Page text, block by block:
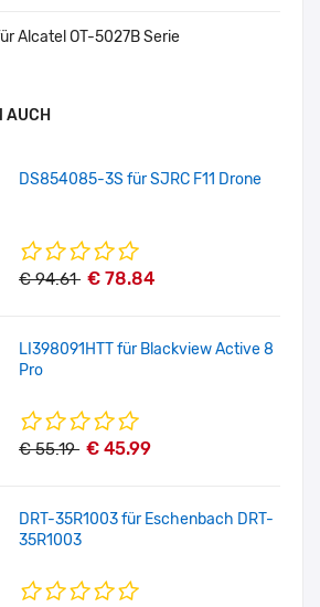
Alcatel OT-5027B Serie
AUCH
DS854085-3S für SJRC F11 Drone
€ 94.61 € 78.84
LI398091HTT für Blackview Active 8
Pro
€ 55.19 € 45.99
DRT-35R1003 für Eschenbach DRT-
35R1003